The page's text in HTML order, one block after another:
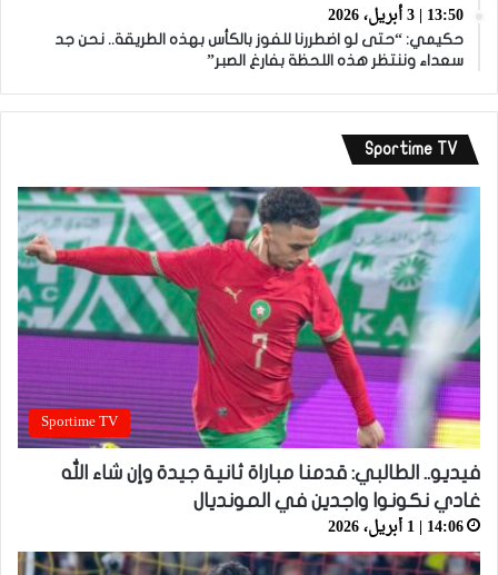
13:50 | 3 أبريل، 2026
حكيمي: “حتى لو اضطررنا للفوز بالكأس بهذه الطريقة.. نحن جد
سعداء وننتظر هذه اللحظة بفارغ الصبر”
Sportime TV
Sportime TV
فيديو.. الطالبي: قدمنا مباراة ثانية جيدة وإن شاء الله
غادي نكونوا واجدين في المونديال
14:06 | 1 أبريل، 2026